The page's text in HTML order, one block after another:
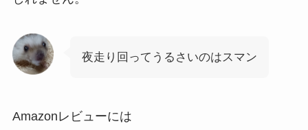
夜走り回ってうるさいのはスマン
Amazonレビューには